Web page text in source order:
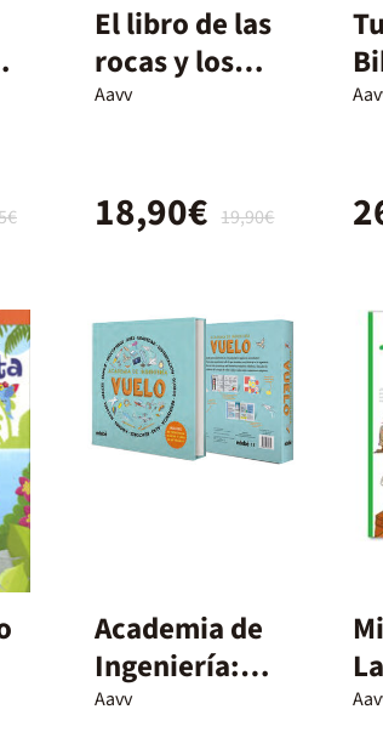
El libro de las
rocas y los
minerales
Aavv
19,90€
18,90€
Academia de
Ingeniería:
Vuelo
Aavv